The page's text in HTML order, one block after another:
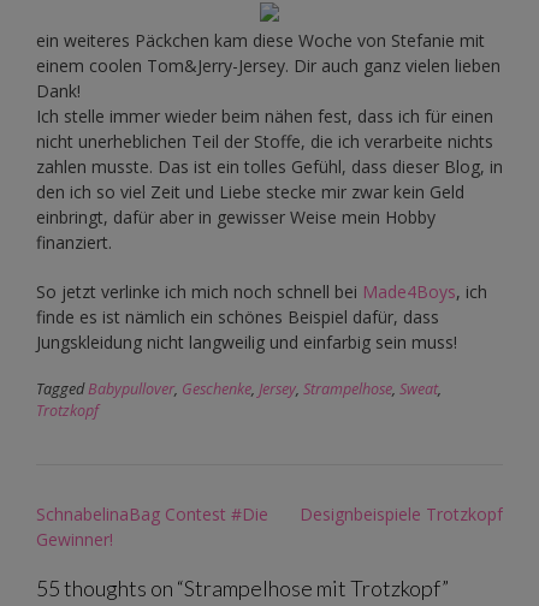
ein weiteres Päckchen kam diese Woche von Stefanie mit
einem coolen Tom&Jerry-Jersey. Dir auch ganz vielen lieben
Dank!
Ich stelle immer wieder beim nähen fest, dass ich für einen
nicht unerheblichen Teil der Stoffe, die ich verarbeite nichts
zahlen musste. Das ist ein tolles Gefühl, dass dieser Blog, in
den ich so viel Zeit und Liebe stecke mir zwar kein Geld
einbringt, dafür aber in gewisser Weise mein Hobby
finanziert.
So jetzt verlinke ich mich noch schnell bei Made4Boys, ich
finde es ist nämlich ein schönes Beispiel dafür, dass
Jungskleidung nicht langweilig und einfarbig sein muss!
TaggedBabypullover, Geschenke, Jersey, Strampelhose, Sweat,
Trotzkopf
Post
navigation
SchnabelinaBag Contest #Die
Gewinner!
Designbeispiele Trotzkopf
55 thoughts on “Strampelhose mit Trotzkopf”